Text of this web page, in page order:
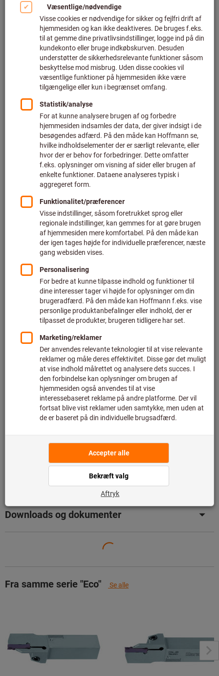
Klik for at forstørre billedet
Pris pr. 1 styk
plus fragt
Individuelle priser for erhvervskunder efter
I varekurven
Kan leveres med det samme
Tilføj til ønskeliste Del artikel
Bladrekatalog
Produktdetaljer
Downloads og dokumenter
Fra samme serie "Eco" Se alle